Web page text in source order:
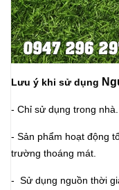
Lưu ý khi sử dụng
- Chỉ sử dụng trong nhà.
- Sản phẩm hoạt động
trường thoáng mát.
- Sử dụng nguồn thời